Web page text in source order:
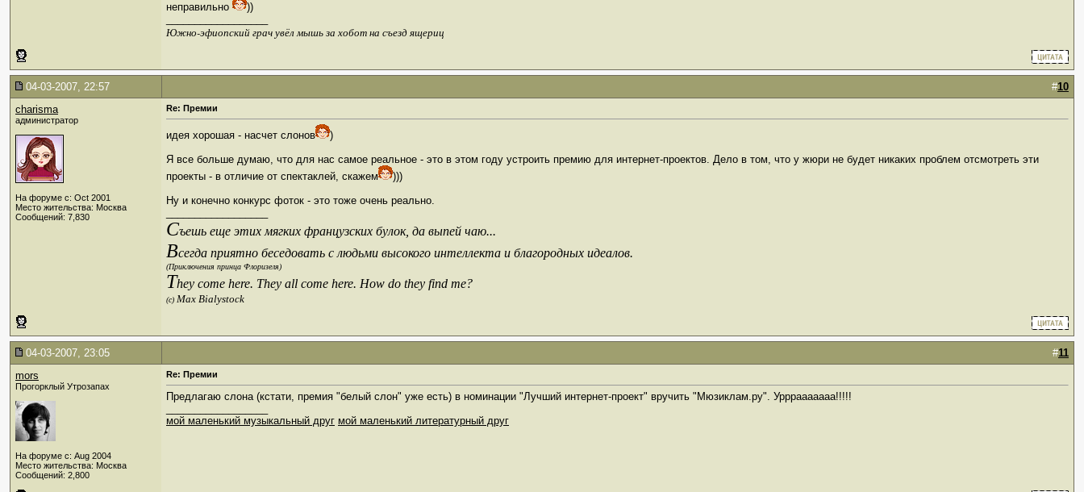
неправильно
))
Южно-эфиопский грач увёл мышь за хобот на съезд ящериц
04-03-2007, 22:57 #10
charisma
администратор
На форуме с: Oct 2001
Место жительства: Москва
Сообщений: 7,830
Re: Премии
идея хорошая - насчет слонов
)
Я все больше думаю, что для нас самое реальное - это в этом году устроить премию для интернет-проектов. Дело в том, что у жюри не будет никаких проблем отсмотреть эти
проекты - в отличие от спектаклей, скажем
)))
Ну и конечно конкурс фоток - это тоже очень реально.
Съешь еще этих мягких французских булок, да выпей чаю...
Всегда приятно беседовать с людьми высокого интеллекта и благородных идеалов.
(Приключения принца Флоризеля)
They come here. They all come here. How do they find me?
(c) Max Bialystock
04-03-2007, 23:05 #11
mors
Прогорклый Утрозапах
На форуме с: Aug 2004
Место жительства: Москва
Сообщений: 2,800
Re: Премии
Предлагаю слона (кстати, премия "белый слон" уже есть) в номинации "Лучший интернет-проект" вручить "Мюзиклам.ру". Урррааааааа!!!!!
мой маленький музыкальный друг мой маленький литературный друг